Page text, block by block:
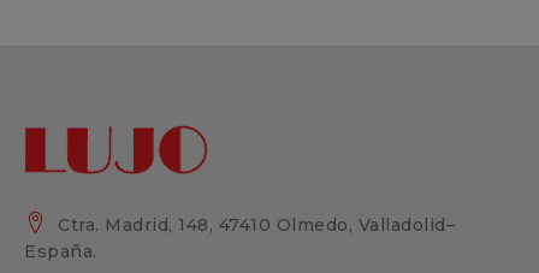
Ctra. Madrid, 148, 47410 Olmedo, Valladolid–
España.